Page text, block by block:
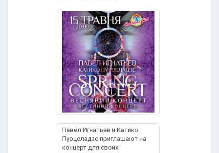
Павел Игнатьев и Катико
Пурцеладзе приглашают на
концерт для своих!